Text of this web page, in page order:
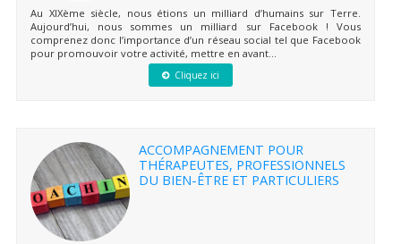
Au XIXème siècle, nous étions un milliard d’humains sur Terre.
Aujourd’hui, nous sommes un milliard sur Facebook ! Vous
comprenez donc l’importance d’un réseau social tel que Facebook
pour promouvoir votre activité, mettre en avant...
Cliquez ici
ACCOMPAGNEMENT POUR
THÉRAPEUTES, PROFESSIONNELS
DU BIEN-ÊTRE ET PARTICULIERS